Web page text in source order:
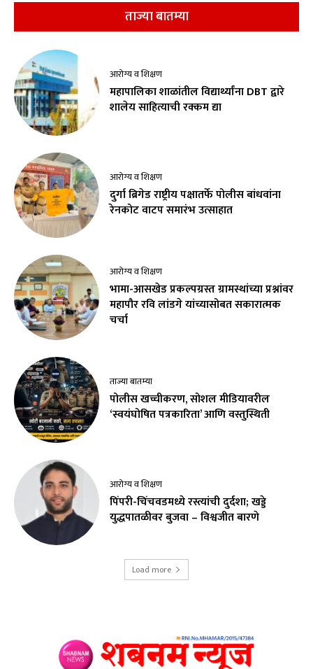
ताज्या बातम्या
आरोग्य व शिक्षण
महापालिका शाळांतील विद्यार्थ्यांना DBT द्वारे
शालेय साहित्याची रक्कम द्या
आरोग्य व शिक्षण
दुर्गा ब्रिगेड राष्ट्रीय पक्षातर्फे पोलीस बांधवांना
रेनकोट वाटप समारंभ उत्साहात
आरोग्य व शिक्षण
भामा-आसखेड प्रकल्पग्रस्त ग्रामस्थांच्या प्रश्नांवर
महापौर रवि लांडगे यांच्यासोबत सकारात्मक
चर्चा
ताज्या बातम्या
पोलीस खच्चीकरण, सोशल मीडियावरील
‘स्वयंघोषित पत्रकारिता’ आणि वस्तुस्थिती
आरोग्य व शिक्षण
पिंपरी-चिंचवडमध्ये रस्त्यांची दुर्दशा; खड्डे
युद्धपातळीवर बुजवा – विश्वजीत बारणे
Load more